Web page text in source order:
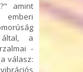
amint
a
-
válasz: